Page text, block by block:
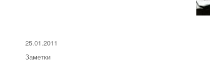
Опубликовано
25.01.2011
Рубрики
Заметки